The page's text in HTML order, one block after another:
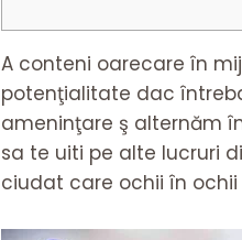
A conteni oarecare în
potenţialitate dac
ameninţare ş alternăm
sa te uiti pe alte lucruri
ciudat care ochii în